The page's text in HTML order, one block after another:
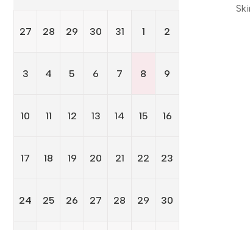
27 28 29 30 31 1 2
3 4 5 6 7 8 9
10 11 12 13 14 15 16
17 18 19 20 21 22 23
24 25 26 27 28 29 30